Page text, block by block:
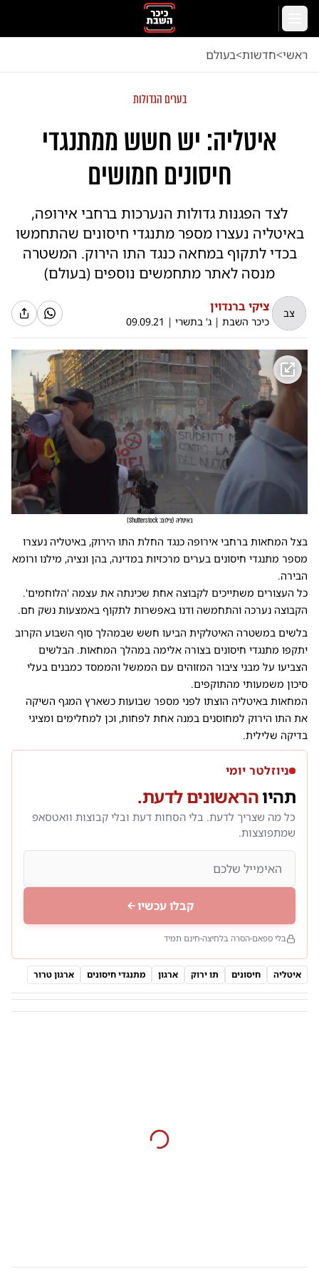
דלג לתוכן הראשי
ראשי<חדשות<בעולם
בערים הגדולות
איטליה: יש חשש ממתנגדי
חיסונים חמושים
לצד הפגנות גדולות הנערכות ברחבי אירופה,
באיטליה נעצרו מספר מתנגדי חיסונים שהתחמשו
בכדי לתקוף במחאה כנגד התו הירוק. המשטרה
מנסה לאתר מתחמשים נוספים (בעולם)
צב ציקי ברנדוין
כיכר השבת | ג' בתשרי |
09.09.21
באיטליה (צילום: Shutterstock )
בצל המחאות ברחבי אירופה כנגד החלת התו הירוק, באיטליה נעצרו
מספר מתנגדי חיסונים בערים מרכזיות במדינה, בהן ונציה, מילנו ורומא
הבירה.
כל העצורים משתייכים לקבוצה אחת שכינתה את עצמה 'הלוחמים'.
הקבוצה נערכה והתחמשה ודנו באפשרות לתקוף באמצעות נשק חם.
בלשים במשטרה האיטלקית הביעו חשש שבמהלך סוף השבוע הקרוב
יתקפו מתנגדי חיסונים בצורה אלימה במהלך המחאות. הבלשים
הצביעו על מבני ציבור המזוהים עם הממשל והממסד כמבנים בעלי
סיכון משמעותי מהתוקפים.
המחאות באיטליה הוצתו לפני מספר שבועות כשארץ המגף השיקה
את התו הירוק למחוסנים במנה אחת לפחות, וכן למחלימים ומציגי
בדיקה שלילית.
ניוזלטר יומי
תהיוהראשונים לדעת.
כל מה שצריך לדעת. בלי הסחות דעת ובלי קבוצות וואטסאפ
שמתפוצצות.
קבלו עכשיו
בלי ספאם הסרה בלחיצה חינם תמיד
איטליה חיסונים תו ירוק ארגון מתנגדי חיסונים ארגון טרור